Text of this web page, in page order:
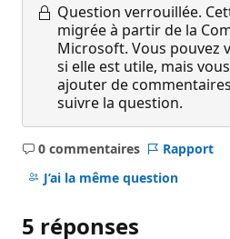
Question verrouillée.
migrée à partir de la
Microsoft. Vous pouvez
si elle est utile, mais
ajouter de
suivre la question.
0 commentaires
Aucun
commentaire
Rapport
J’ai la même question
5 réponses